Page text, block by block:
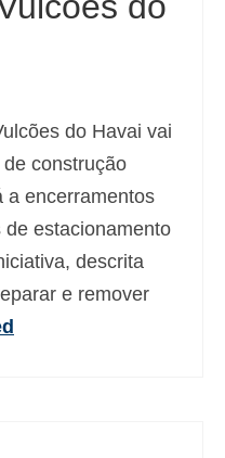
do Havai vai
construção
a encerramentos
estacionamento
descrita
e remover